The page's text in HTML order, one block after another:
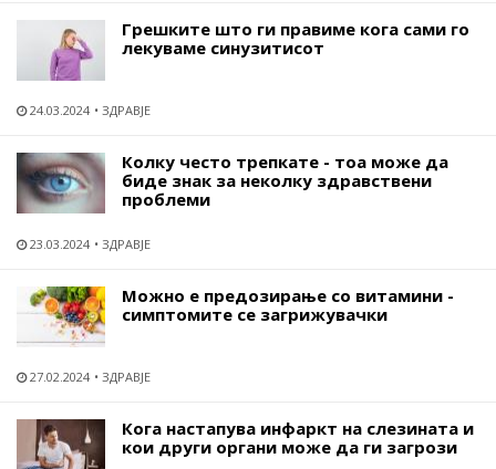
Грешките што ги правиме кога сами го
лекуваме синузитисот
24.03.2024 ЗДРАВЈЕ
Колку често трепкате - тоа може да
биде знак за неколку здравствени
проблеми
23.03.2024 ЗДРАВЈЕ
Можно е предозирање со витамини -
симптомите се загрижувачки
27.02.2024 ЗДРАВЈЕ
Кога настапува инфаркт на слезината и
кои други органи може да ги загрози